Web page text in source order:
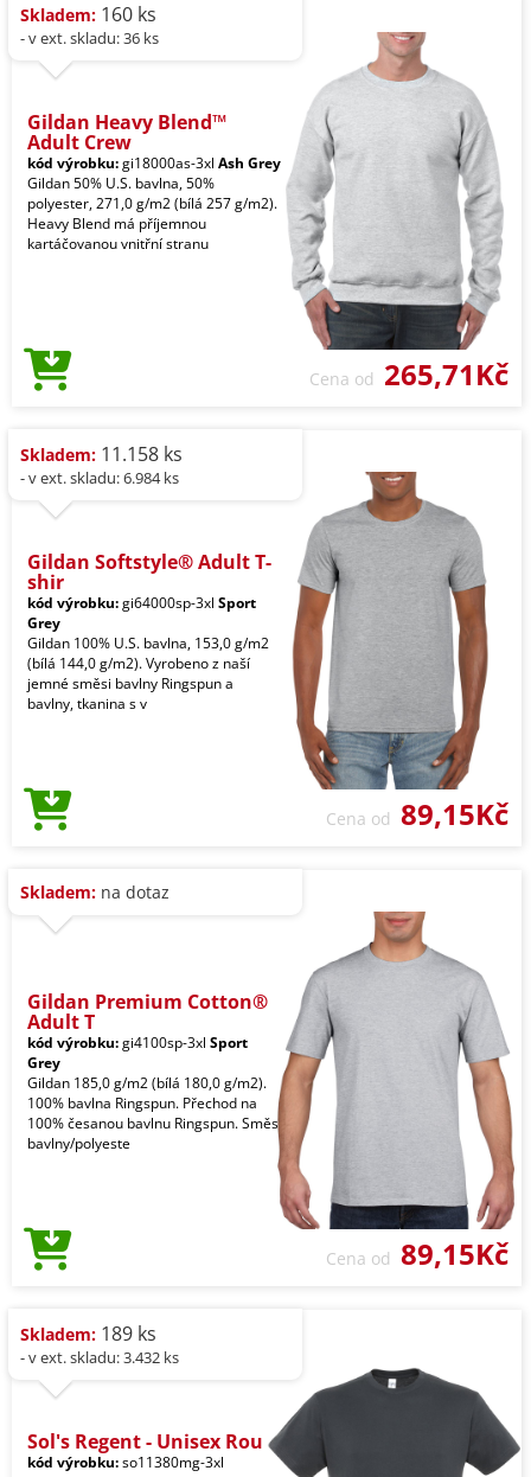
Skladem: 160 ks
- v ext. skladu: 36 ks
Gildan Heavy Blend™
Adult Crew
kód výrobku:gi18000as-3xl Ash Grey
Gildan 50% U.S. bavlna, 50%
polyester, 271,0 g/m2 (bílá 257 g/m2).
Heavy Blend má příjemnou
kartáčovanou vnitřní stranu
Cena od 265,71Kč
Skladem: 11.158 ks
- v ext. skladu: 6.984 ks
Gildan Softstyle® Adult T-
shir
kód výrobku:gi64000sp-3xl Sport
Grey
Gildan 100% U.S. bavlna, 153,0 g/m2
(bílá 144,0 g/m2). Vyrobeno z naší
jemné směsi bavlny Ringspun a
bavlny, tkanina s v
Cena od 89,15Kč
Skladem: na dotaz
Gildan Premium Cotton®
Adult T
kód výrobku:gi4100sp-3xl Sport
Grey
Gildan 185,0 g/m2 (bílá 180,0 g/m2).
100% bavlna Ringspun. Přechod na
100% česanou bavlnu Ringspun. Směs
bavlny/polyeste
Cena od 89,15Kč
Skladem: 189 ks
- v ext. skladu: 3.432 ks
Sol's Regent - Unisex Rou
kód výrobku:so11380mg-3xl